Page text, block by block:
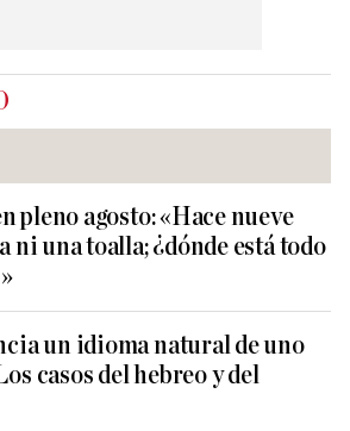
pleno agosto: «Hace nueve
ni una toalla; ¿dónde está todo
un idioma natural de uno
casos del hebreo y del